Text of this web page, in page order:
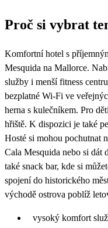
15 399
Proč si vybrat
Komfortní hotel s
Mesquida na Mallorce.
služby i menší fitness
bezplatné Wi-Fi ve
herna s kulečníkem. Pro
hřiště. K dispozici je také
Hosté si mohou pochutnat
Cala Mesquida nebo si dát
také snack bar, kde si
spojení do historického
východě ostrova poblíž
vysoký komfort